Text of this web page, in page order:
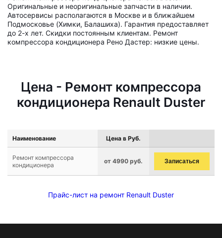
Оригинальные и неоригинальные запчасти в наличии.
Автосервисы располагаются в Москве и в ближайшем
Подмосковье (Химки, Балашиха). Гарантия предоставляет
до 2-х лет. Скидки постоянным клиентам. Ремонт
компрессора кондиционера Рено Дастер: низкие цены.
Цена - Ремонт компрессора
кондиционера Renault Duster
Наименование Цена в Руб.
Ремонт компрессора
кондиционера
от 4990 руб. Записаться
Прайс-лист на ремонт Renault Duster